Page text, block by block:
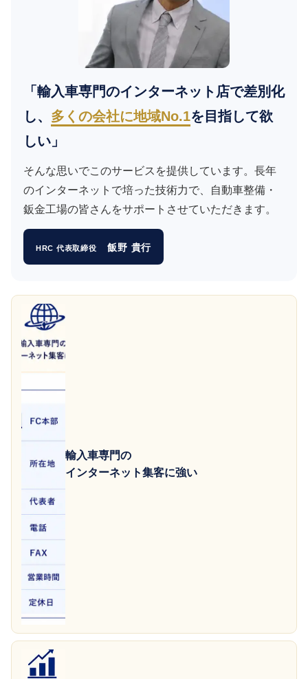
「輸入車専門のインターネット店で差別化
し、 多くの会社に地域No.1を目指して欲
しい」
そんな思いでこのサービスを提供しています。長年
のインターネットで培った技術力で、自動車整備・
鈑金工場の皆さんをサポートさせていただきます。
HRC 代表取締役 飯野 貴行
輸入車専門の
インターネット集客に強い